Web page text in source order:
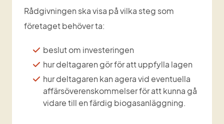
Rådgivningen ska visa på vilka steg som
företaget behöver ta:
beslut om investeringen
hur deltagaren gör för att uppfylla lagen
hur deltagaren kan agera vid eventuella
affärsöverenskommelser för att kunna gå
vidare till en färdig biogasanläggning.